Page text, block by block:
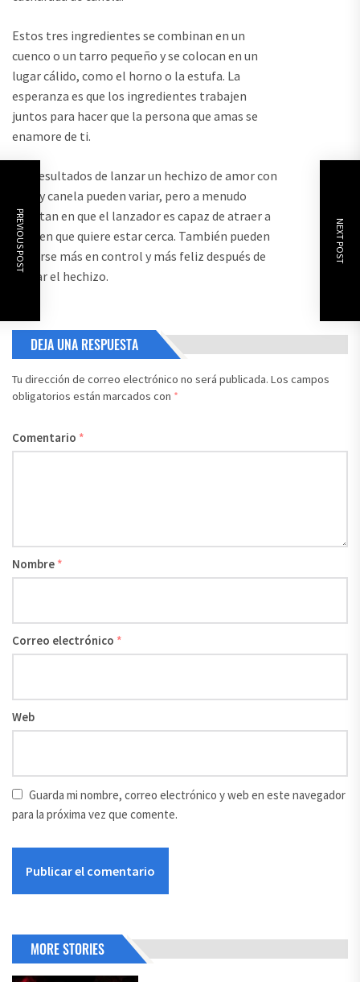
Estos tres ingredientes se combinan en un
cuenco o un tarro pequeño y se colocan en un
lugar cálido, como el horno o la estufa. La
esperanza es que los ingredientes trabajen
juntos para hacer que la persona que amas se
enamore de ti.
Los resultados de lanzar un hechizo de amor con
miel y canela pueden variar, pero a menudo
resultan en que el lanzador es capaz de atraer a
alguien que quiere estar cerca. También pueden
sentirse más en control y más feliz después de
lanzar el hechizo.
DEJA UNA RESPUESTA
Tu dirección de correo electrónico no será publicada. Los campos
obligatorios están marcados con *
Comentario *
Nombre *
Correo electrónico *
Web
Guarda mi nombre, correo electrónico y web en este navegador
para la próxima vez que comente.
PREVIOUS POST NEXT POST
MORE STORIES